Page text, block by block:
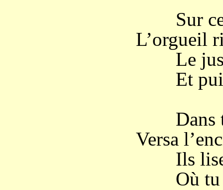
Sur ce
L’orgueil
Le
Et
Dans
Versa
Ils
Où tu